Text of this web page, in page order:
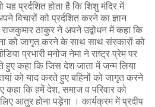
प्रर्दशित होता है कि शिशु मंदिर में
विचारों को प्रर्दशित करने का ज्ञान
राजकुमार ठाकुर ने अपने उद्बोधन में कहा कि
को जागृत करने के साथ साथ संस्कारों को
प्रभारी मनोज नेमा ने राष्ट्र प्रेम पर
हुए कहा कि जिस देश जाता में जन्म लिया
को याद करते हुए बहिनों को जागृत करने
कहा कि हमें देश, समाज व परिवार को
आतुर होना पड़ेगा । कार्यक्रम में प्रदीप